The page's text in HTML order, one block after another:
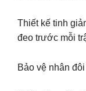
Thiết kế tinh
đeo trước mỗi
Bảo vệ nhân